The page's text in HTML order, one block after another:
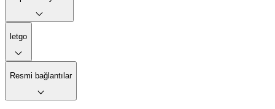
letgo
Resmi bağlantılar